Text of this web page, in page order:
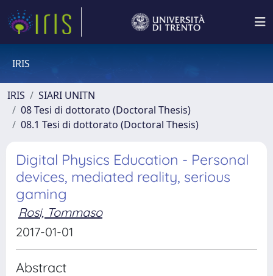
IRIS
IRIS
SIARI UNITN
08 Tesi di dottorato (Doctoral Thesis)
08.1 Tesi di dottorato (Doctoral Thesis)
Digital Physics Education - Personal
devices, mediated reality, serious
gaming
Rosi, Tommaso
2017-01-01
Abstract